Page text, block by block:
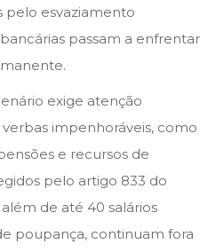
pelo esvaziamento
passam a enfrentar
exige atenção
impenhoráveis, como
e recursos de
pelo artigo 833 do
de até 40 salários
poupança, continuam fora